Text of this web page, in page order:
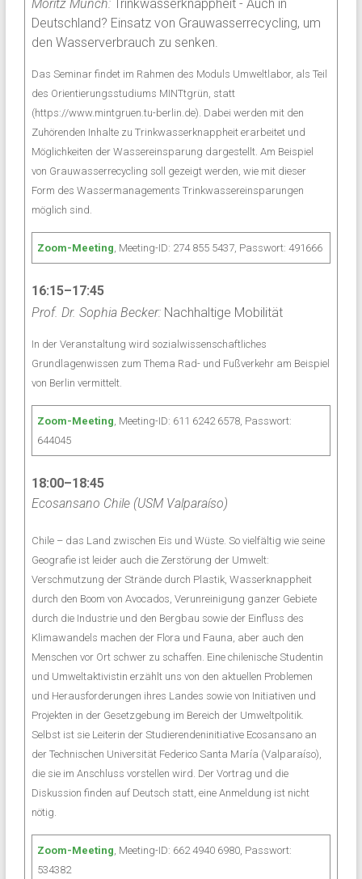
Moritz Münch:Trinkwasserknappheit - Auch in
Deutschland? Einsatz von Grauwasserrecycling, um
den Wasserverbrauch zu senken.
Das Seminar findet im Rahmen des Moduls Umweltlabor, als Teil
des Orientierungsstudiums MINTtgrün, statt
(https://www.mintgruen.tu-berlin.de). Dabei werden mit den
Zuhörenden Inhalte zu Trinkwasserknappheit erarbeitet und
Möglichkeiten der Wassereinsparung dargestellt. Am Beispiel
von Grauwasserrecycling soll gezeigt werden, wie mit dieser
Form des Wassermanagements Trinkwassereinsparungen
möglich sind.
Zoom-Meeting , Meeting-ID: 274 855 5437, Passwort: 491666
16:15–17:45
Prof. Dr. Sophia Becker:Nachhaltige Mobilität
In der Veranstaltung wird sozialwissenschaftliches
Grundlagenwissen zum Thema Rad- und Fußverkehr am Beispiel
von Berlin vermittelt.
Zoom-Meeting , Meeting-ID: 611 6242 6578, Passwort:
644045
18:00–18:45
Ecosansano Chile (USM Valparaíso)
Chile – das Land zwischen Eis und Wüste. So vielfältig wie seine
Geografie ist leider auch die Zerstörung der Umwelt:
Verschmutzung der Strände durch Plastik, Wasserknappheit
durch den Boom von Avocados, Verunreinigung ganzer Gebiete
durch die Industrie und den Bergbau sowie der Einfluss des
Klimawandels machen der Flora und Fauna, aber auch den
Menschen vor Ort schwer zu schaffen. Eine chilenische Studentin
und Umweltaktivistin erzählt uns von den aktuellen Problemen
und Herausforderungen ihres Landes sowie von Initiativen und
Projekten in der Gesetzgebung im Bereich der Umweltpolitik.
Selbst ist sie Leiterin der Studierendeninitiative Ecosansano an
der Technischen Universität Federico Santa María (Valparaíso),
die sie im Anschluss vorstellen wird. Der Vortrag und die
Diskussion finden auf Deutsch statt, eine Anmeldung ist nicht
nötig.
Zoom-Meeting , Meeting-ID: 662 4940 6980, Passwort:
534382